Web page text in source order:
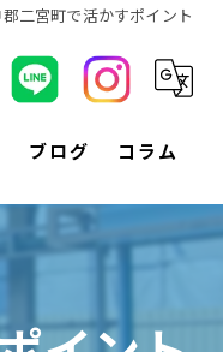
二宮町で活かすポイント
ブログ コラム